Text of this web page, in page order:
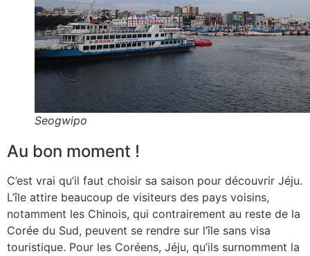
Seogwipo
Au bon moment !
C’est vrai qu’il faut choisir sa saison pour découvrir Jéju.
L’île attire beaucoup de visiteurs des pays voisins,
notamment les Chinois, qui contrairement au reste de la
Corée du Sud, peuvent se rendre sur l’île sans visa
touristique. Pour les Coréens, Jéju, qu’ils surnomment la